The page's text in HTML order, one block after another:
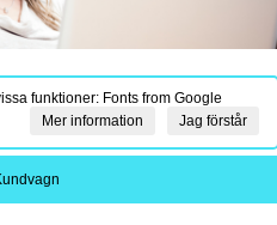
funktioner: Fonts from Google
Jag förstår
Mer information